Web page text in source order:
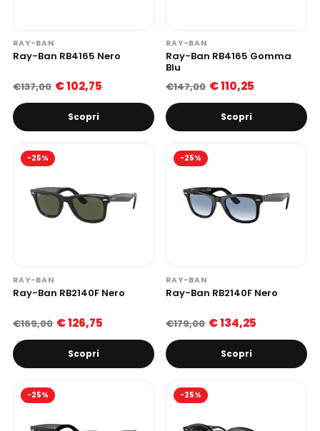
RAY-BAN
Ray-Ban RB4165 Nero
€137,00 € 102,75
Scopri
RAY-BAN
Ray-Ban RB4165 Gomma
Blu
€147,00 € 110,25
Scopri
-25%
RAY-BAN
Ray-Ban RB2140F Nero
€169,00 € 126,75
Scopri
-25%
RAY-BAN
Ray-Ban RB2140F Nero
€179,00 € 134,25
Scopri
-25% -25%